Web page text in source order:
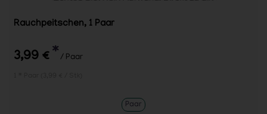
Rauchpeitschen, 1 Paar
3,99 € * / Paar
Paar